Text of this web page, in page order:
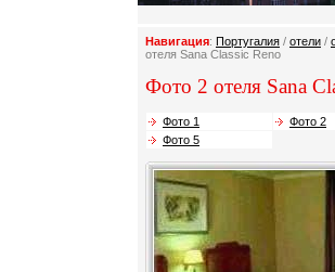
Навигация: Португалия / отели /
отеля Sana Classic Reno
Фото 2 отеля Sana
Фото 1 Фото 2
Фото 5